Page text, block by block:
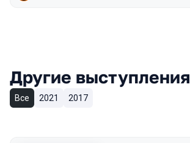
Другие выступления
Все 2021 2017